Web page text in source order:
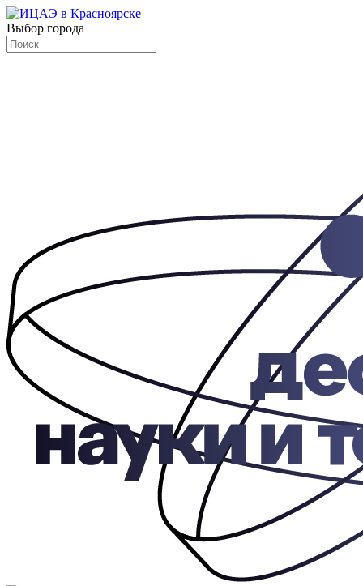
Выбор города